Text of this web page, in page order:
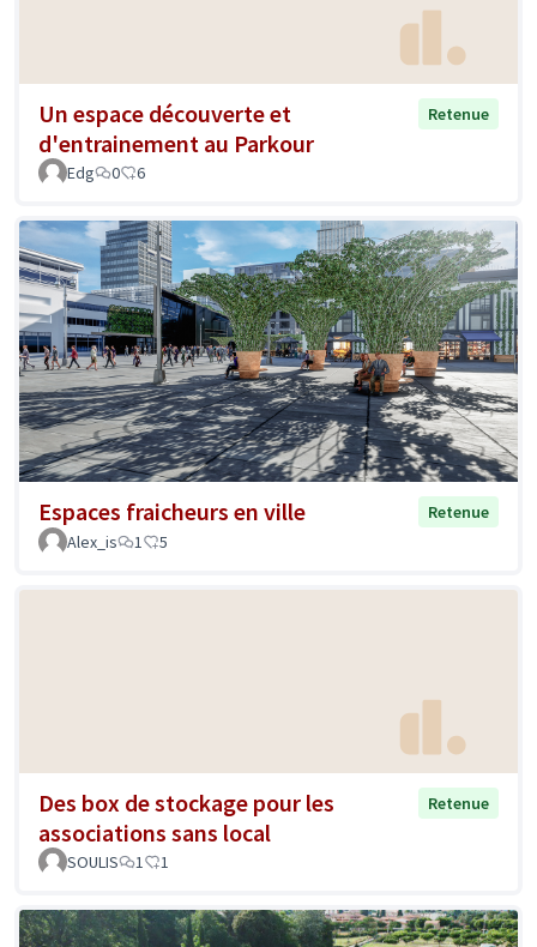
Un espace découverte et
d'entrainement au Parkour
Retenue
Edg 0 6
Espaces fraicheurs en ville
Retenue
Alex_is
1 5
Des box de stockage pour les
associations sans local
Retenue
SOULIS 1 1